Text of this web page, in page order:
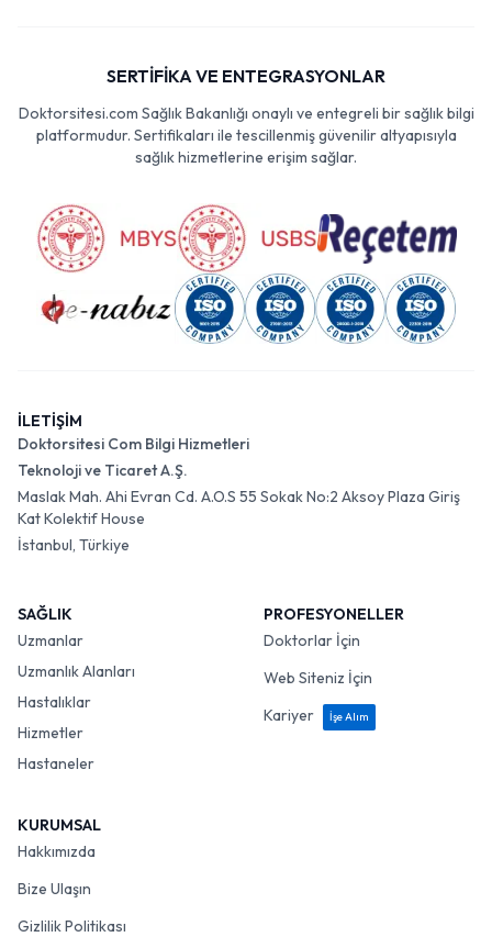
SERTİFİKA VE ENTEGRASYONLAR
Doktorsitesi.com Sağlık Bakanlığı onaylı ve entegreli bir sağlık bilgi
platformudur. Sertifikaları ile tescillenmiş güvenilir altyapısıyla
sağlık hizmetlerine erişim sağlar.
İLETİŞİM
Doktorsitesi Com Bilgi Hizmetleri
Teknoloji ve Ticaret A.Ş.
Maslak Mah. Ahi Evran Cd. A.O.S 55 Sokak No:2 Aksoy Plaza Giriş
Kat Kolektif House
İstanbul, Türkiye
SAĞLIK
Uzmanlar
Uzmanlık Alanları
Hastalıklar
Hizmetler
Hastaneler
PROFESYONELLER
Doktorlar İçin
Web Siteniz İçin
Kariyer
İşe Alım
KURUMSAL
Hakkımızda
Bize Ulaşın
Gizlilik Politikası